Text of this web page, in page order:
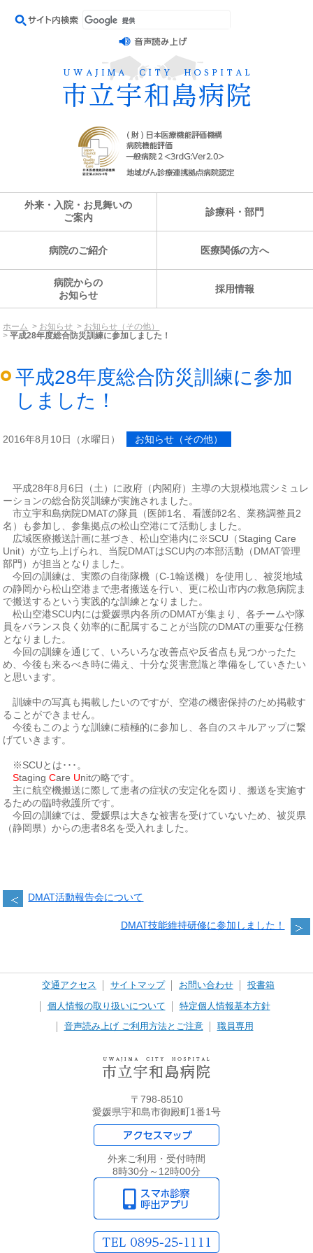
外来・入院・お見舞いの
ご案内
診療科・部門
病院のご紹介 医療関係の方へ
病院からの
お知らせ
採用情報
ホーム お知らせ
お知らせ（その他）
平成28年度総合防災訓練に参加しました！
平成28年度総合防災訓練に参加
しました！
2016年8月10日（水曜日） お知らせ（その他）
平成28年8月6日（土）に政府（内閣府）主導の大規模地震シミュレ
ーションの総合防災訓練が実施されました。
市立宇和島病院DMATの隊員（医師1名、看護師2名、業務調整員2
名）も参加し、参集拠点の松山空港にて活動しました。
広域医療搬送計画に基づき、松山空港内に※SCU（Staging Care
Unit）が立ち上げられ、当院DMATはSCU内の本部活動（DMAT管理
部門）が担当となりました。
今回の訓練は、実際の自衛隊機（C-1輸送機）を使用し、被災地域
の静岡から松山空港まで患者搬送を行い、更に松山市内の救急病院ま
で搬送するという実践的な訓練となりました。
松山空港SCU内には愛媛県内各所のDMATが集まり、各チームや隊
員をバランス良く効率的に配属することが当院のDMATの重要な任務
となりました。
今回の訓練を通じて、いろいろな改善点や反省点も見つかったた
め、今後も来るべき時に備え、十分な災害意識と準備をしていきたい
と思います。
訓練中の写真も掲載したいのですが、空港の機密保持のため掲載す
ることができません。
今後もこのような訓練に積極的に参加し、各自のスキルアップに繋
げていきます。
※SCUとは･･･。
StagingCare Unitの略です。
主に航空機搬送に際して患者の症状の安定化を図り、搬送を実施す
るための臨時救護所です。
今回の訓練では、愛媛県は大きな被害を受けていないため、被災県
（静岡県）からの患者8名を受入れました。
DMAT活動報告会について
DMAT技能維持研修に参加しました！
交通アクセス サイトマップ お問い合わせ 投書箱
個人情報の取り扱いについて 特定個人情報基本方針
音声読み上げ ご利用方法とご注意 職員専用
〒798-8510
愛媛県宇和島市御殿町1番1号
外来ご利用・受付時間
8時30分～12時00分